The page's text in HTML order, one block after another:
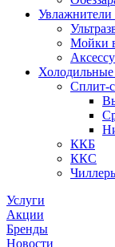
Увлажнители
Мойки
Холодильные
Сплит-
ККБ
ККС
Услуги
Акции
Бренды
Новости